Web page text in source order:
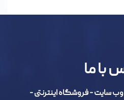
با ما
وب سایت - فروشگاه اینترنتی -